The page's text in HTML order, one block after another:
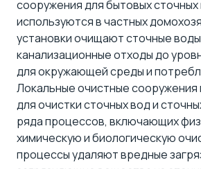
сооружения для бытовых
используются в частных
установки очищают сточные
канализационные отходы до
для окружающей среды и
Локальные очистные сооружения
для очистки сточных вод и
ряда процессов, включающих
химическую и биологическую
процессы удаляют вредные